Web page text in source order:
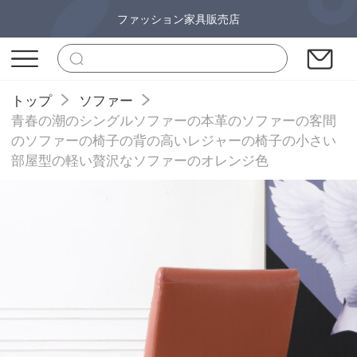
ファッション家具販売店
トップ
ソファー
青春の潮のシングルソファーの本革のソファーの客間
のソファーの椅子の背の高いレジャーの椅子の小さい
部屋型の軽い贅沢なソファーのオレンジ色